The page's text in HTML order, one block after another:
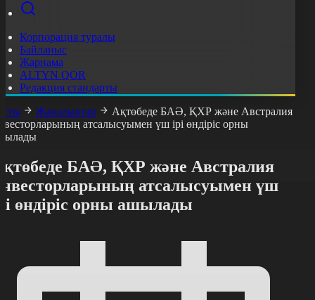
Корпорация туралы
Байланыс
Жарнама
ALTYN QOR
Редакция стандарты
Жаңалықтар
Ақтөбеде БАӘ, ҚХР және Австралия
атсалысуымен үш ірі өндіріс орны
БАӘ, ҚХР және Австралия
атсалысуымен үш
өндіріс орны ашылады